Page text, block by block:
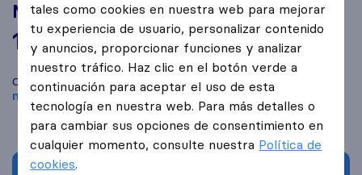
Mudanzas en Valencia MR
10,0 basado en 2
reseñas de Sirelo y Google
Compara Mudanzas en Valencia MR con otrasempresas de
mudanzasdeValencia
tales como cookies en nuestra web para mejorar
tu experiencia de usuario, personalizar contenido
y anuncios, proporcionar funciones y analizar
nuestro tráfico. Haz clic en el botón verde a
continuación para aceptar el uso de esta
tecnología en nuestra web. Para más detalles o
para cambiar sus opciones de consentimiento en
cualquier momento, consulte nuestra Política de
cookies.